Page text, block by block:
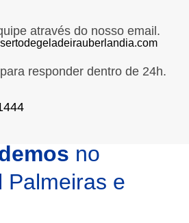
através do nosso email.
responder dentro de 24h.
no
Palmeiras e